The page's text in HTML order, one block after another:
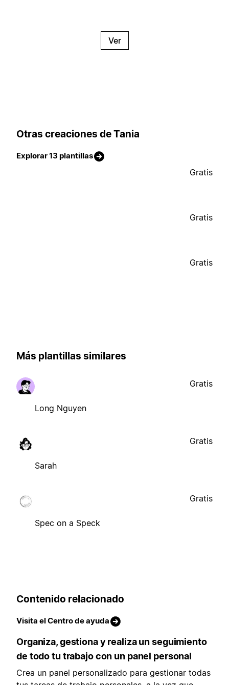
Ver
Otras creaciones de Tania
Explorar 13 plantillas
Gratis
Gratis
Gratis
Más plantillas similares
Long Nguyen
Gratis
Sarah
Gratis
Spec on a Speck
Gratis
Contenido relacionado
Visita el Centro de ayuda
Organiza, gestiona y realiza un seguimiento
de todo tu trabajo con un panel personal
Crea un panel personalizado para gestionar todas